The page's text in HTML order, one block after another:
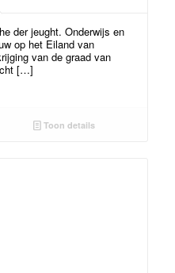
der jeught. Onderwijs en
op het Eiland van
van de graad van
[…]
Toon details